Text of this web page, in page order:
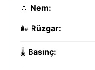
💧 Nem:
🌬️ Rüzgar:
🌡️ Basınç: